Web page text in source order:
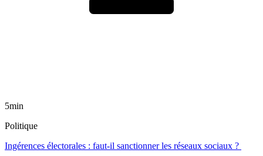
5min
Politique
Ingérences électorales : faut-il sanctionner les réseaux sociaux ?